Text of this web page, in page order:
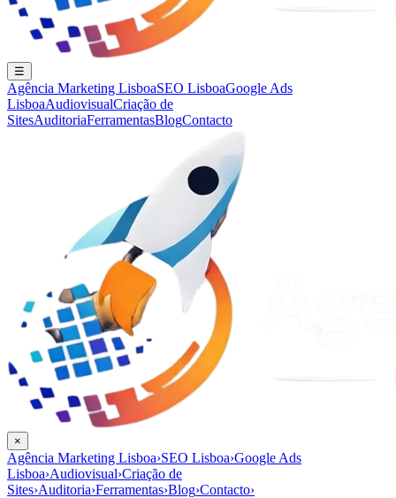
☰
Agência Marketing LisboaSEO LisboaGoogle Ads
LisboaAudiovisualCriação de
SitesAuditoriaFerramentasBlogContacto
×
Agência Marketing Lisboa›SEO Lisboa›Google Ads
Lisboa›Audiovisual›Criação de
Sites›Auditoria›Ferramentas›Blog›Contacto›